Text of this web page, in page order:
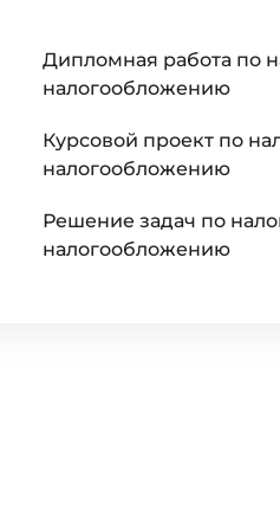
Дипломная работа по
налогообложению
Курсовой проект по
налогообложению
Решение задач по
налогообложению